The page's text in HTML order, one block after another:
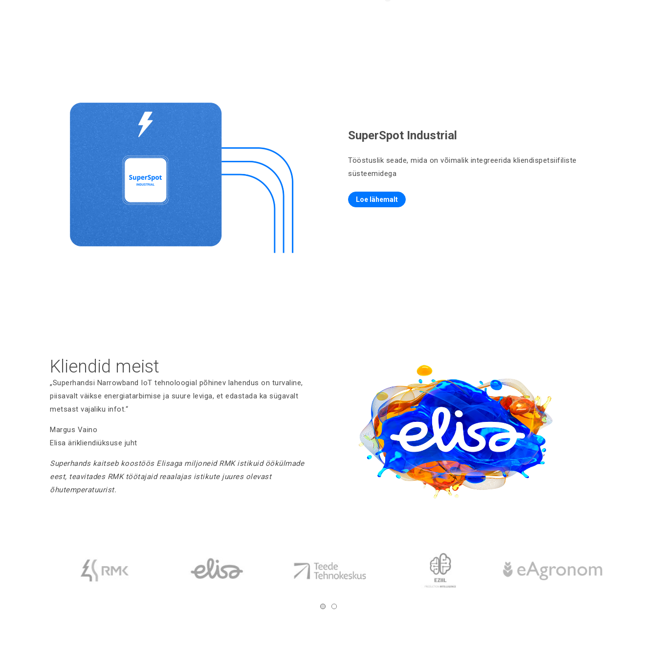
SuperSpot Industrial
Tööstuslik seade, mida on võimalik integreerida kliendispetsiifiliste
süsteemidega
Loe lähemalt
Kliendid meist
„Superhandsi Narrowband IoT tehnoloogial põhinev lahendus on turvaline,
piisavalt väikse energiatarbimise ja suure leviga, et edastada ka sügavalt
metsast vajaliku infot.“
Margus Vaino
Elisa ärikliendiüksuse juht
Superhands kaitseb koostöös Elisaga miljoneid RMK istikuid öökülmade
eest, teavitades RMK töötajaid reaalajas istikute juures olevast
õhutemperatuurist.